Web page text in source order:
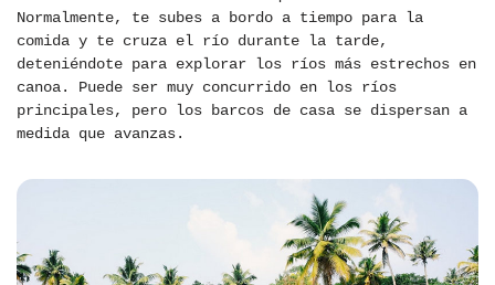
Normalmente, te subes a bordo a tiempo para la
comida y te cruza el río durante la tarde,
deteniéndote para explorar los ríos más estrechos en
canoa. Puede ser muy concurrido en los ríos
principales, pero los barcos de casa se dispersan a
medida que avanzas.